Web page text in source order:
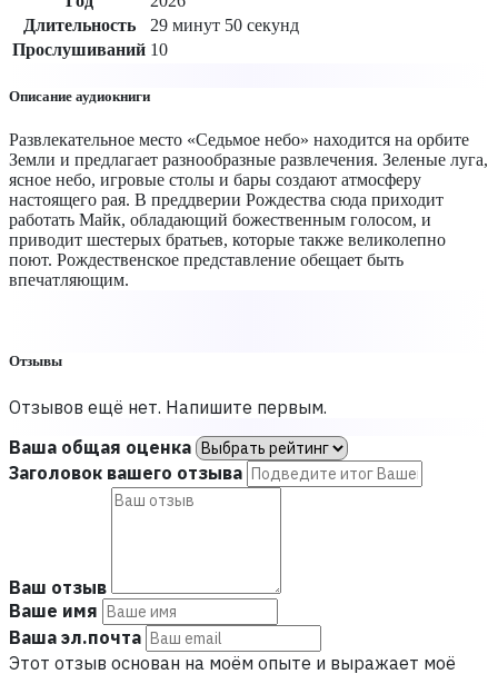
Длительность
29 минут 50 секунд
Прослушиваний 10
Описание аудиокниги
Развлекательное место «Седьмое небо» находится на орбите
Земли и предлагает разнообразные развлечения. Зеленые луга,
ясное небо, игровые столы и бары создают атмосферу
настоящего рая. В преддверии Рождества сюда приходит
работать Майк, обладающий божественным голосом, и
приводит шестерых братьев, которые также великолепно
поют. Рождественское представление обещает быть
впечатляющим.
Отзывы
Отзывов ещё нет. Напишите первым.
Ваша общая оценка
Заголовок вашего отзыва
Ваш отзыв
Ваше имя
Ваша эл.почта
Этот отзыв основан на моём опыте и выражает моё